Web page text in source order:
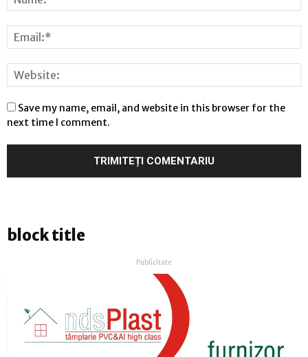
Save my name, email, and website in this browser for the
next time I comment.
block title
Publicitate